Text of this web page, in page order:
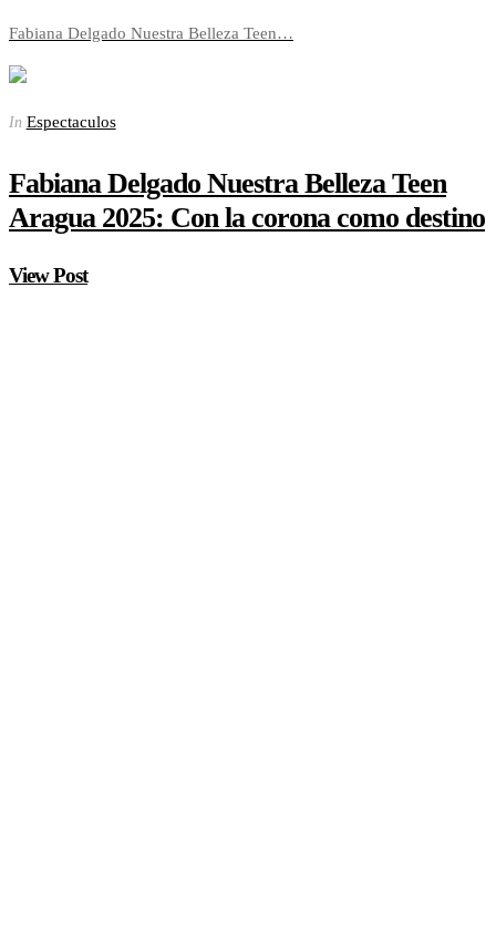
Fabiana Delgado Nuestra Belleza Teen…
In Espectaculos
Fabiana Delgado Nuestra Belleza Teen
Aragua 2025: Con la corona como destino
View Post